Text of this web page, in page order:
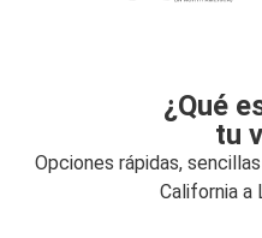
¿Qué
tu
Opciones rápidas,
California a